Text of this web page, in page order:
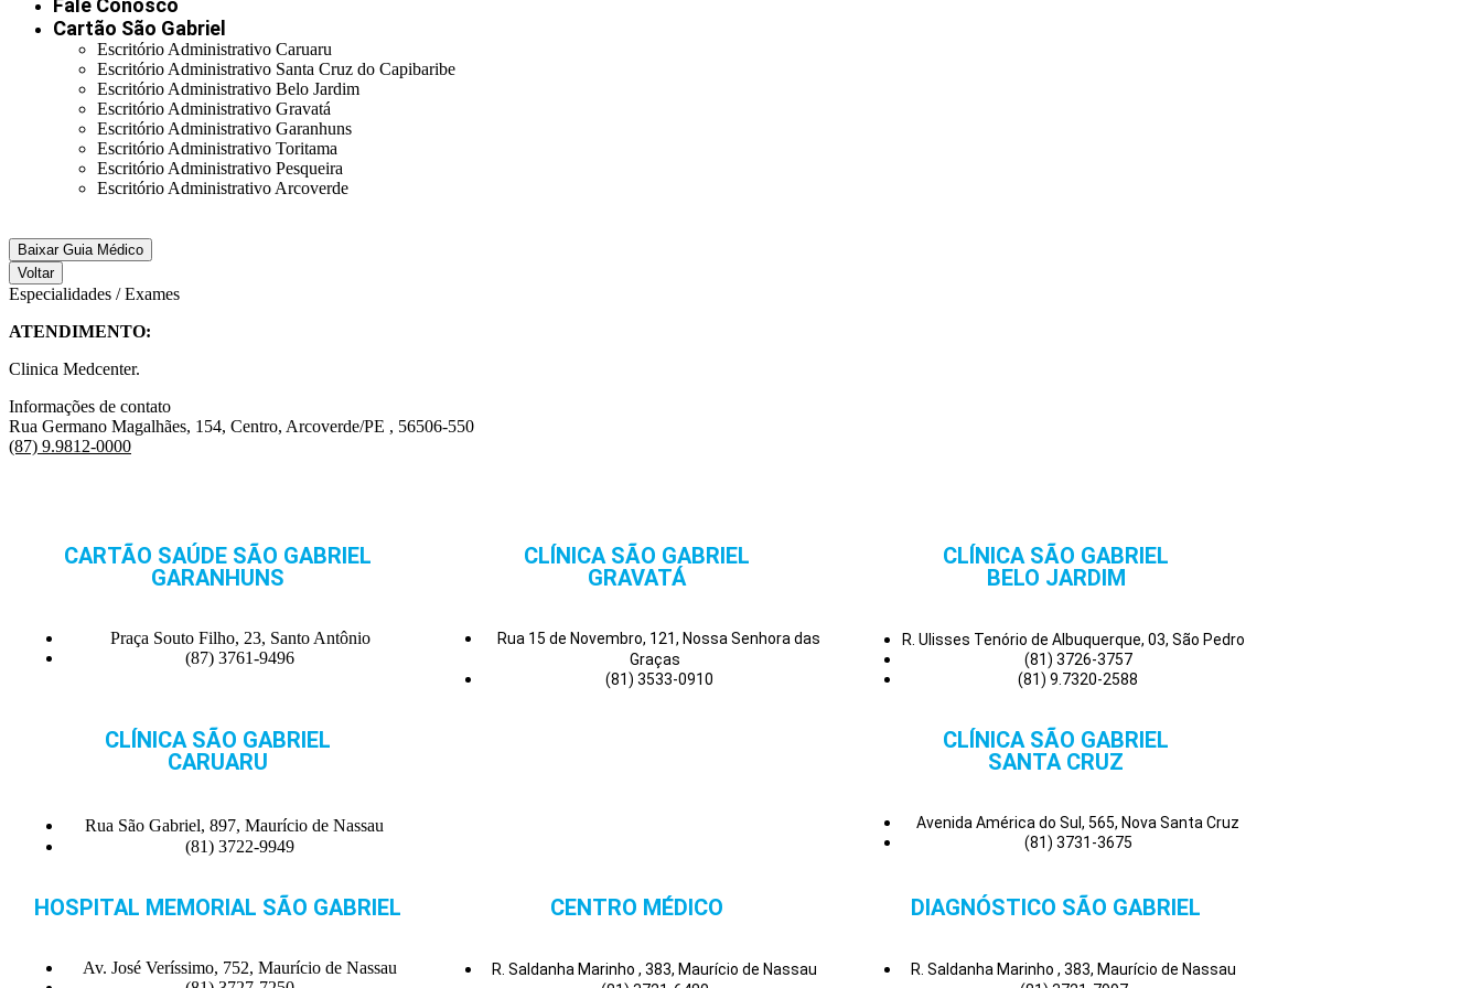
Fale Conosco
Cartão São Gabriel
Escritório Administrativo Caruaru
Escritório Administrativo Santa Cruz do Capibaribe
Escritório Administrativo Belo Jardim
Escritório Administrativo Gravatá
Escritório Administrativo Garanhuns
Escritório Administrativo Toritama
Escritório Administrativo Pesqueira
Escritório Administrativo Arcoverde
Baixar Guia Médico
Voltar
Especialidades / Exames
ATENDIMENTO:
Clinica Medcenter.
Informações de contato
Rua Germano Magalhães, 154, Centro, Arcoverde/PE , 56506-550
(87) 9.9812-0000
CARTÃO SAÚDE SÃO GABRIEL
GARANHUNS
Praça Souto Filho, 23, Santo Antônio
(87) 3761-9496
CLÍNICA SÃO GABRIEL
GRAVATÁ
Rua 15 de Novembro, 121, Nossa Senhora das
Graças
(81) 3533-0910
CLÍNICA SÃO GABRIEL
BELO JARDIM
R. Ulisses Tenório de Albuquerque, 03, São Pedro
(81) 3726-3757
(81) 9.7320-2588
CLÍNICA SÃO GABRIEL
CARUARU
Rua São Gabriel, 897, Maurício de Nassau
(81) 3722-9949
CLÍNICA SÃO GABRIEL
SANTA CRUZ
Avenida América do Sul, 565, Nova Santa Cruz
(81) 3731-3675
HOSPITAL MEMORIAL SÃO GABRIEL
Av. José Veríssimo, 752, Maurício de Nassau
CENTRO MÉDICO
R. Saldanha Marinho , 383, Maurício de Nassau
DIAGNÓSTICO SÃO GABRIEL
R. Saldanha Marinho , 383, Maurício de Nassau